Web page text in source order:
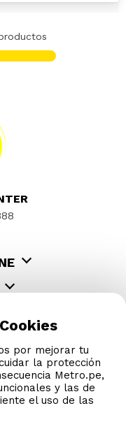
por mejorar tu
la protección
Metro.pe,
y las de
el uso de las